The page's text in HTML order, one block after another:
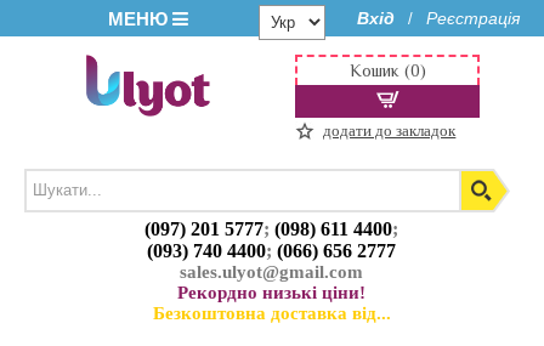
МЕНЮ Вхід / Реєстрація
(097) 201 5777;(098) 611 4400;
(093) 740 4400;(066) 656 2777
sales.ulyot@gmail.com
Рекордно низькі ціни!
Безкоштовна доставка від...
Кошик (0)
додати до закладок